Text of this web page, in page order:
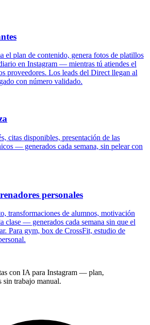
el plan de contenido, genera fotos de platillos
en Instagram — mientras tú atiendes el
proveedores. Los leads del Direct llegan al
con número validado.
citas disponibles, presentación de las
— generados cada semana, sin pelear con
personales
transformaciones de alumnos, motivación
clase — generados cada semana sin que el
Para gym, box de CrossFit, estudio de
con IA para Instagram — plan,
trabajo manual.